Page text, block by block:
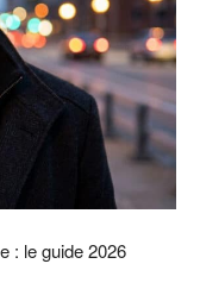
: le guide 2026